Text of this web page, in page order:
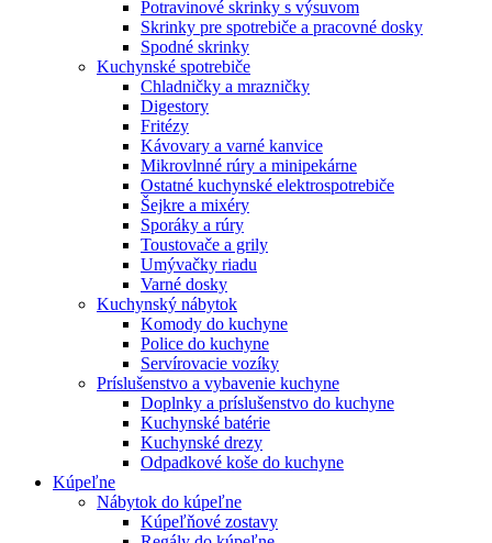
Potravinové skrinky s výsuvom
Skrinky pre spotrebiče a pracovné dosky
Spodné skrinky
Kuchynské spotrebiče
Chladničky a mrazničky
Digestory
Fritézy
Kávovary a varné kanvice
Mikrovlnné rúry a minipekárne
Ostatné kuchynské elektrospotrebiče
Šejkre a mixéry
Sporáky a rúry
Toustovače a grily
Umývačky riadu
Varné dosky
Kuchynský nábytok
Komody do kuchyne
Police do kuchyne
Servírovacie vozíky
Príslušenstvo a vybavenie kuchyne
Doplnky a príslušenstvo do kuchyne
Kuchynské batérie
Kuchynské drezy
Odpadkové koše do kuchyne
Kúpeľne
Nábytok do kúpeľne
Kúpeľňové zostavy